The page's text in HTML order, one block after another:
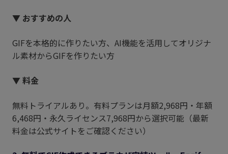
▼ おすすめの人
GIFを本格的に作りたい方、AI機能を活用してオリジナ
ル素材からGIFを作りたい方
▼ 料金
無料トライアルあり。有料プランは月額2,968円・年額
6,468円・永久ライセンス7,968円から選択可能（最新
料金は公式サイトをご確認ください）